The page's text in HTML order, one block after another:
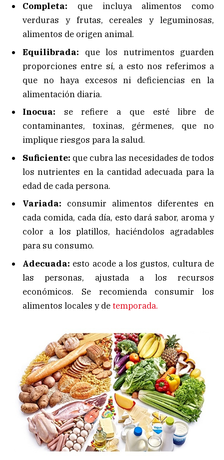
Completa: que incluya alimentos como
verduras y frutas, cereales y leguminosas,
alimentos de origen animal.
Equilibrada: que los nutrimentos guarden
proporciones entre sí, a esto nos referimos a
que no haya excesos ni deficiencias en la
alimentación diaria.
Inocua: se refiere a que esté libre de
contaminantes, toxinas, gérmenes, que no
implique riesgos para la salud.
Suficiente: que cubra las necesidades de todos
los nutrientes en la cantidad adecuada para la
edad de cada persona.
Variada: consumir alimentos diferentes en
cada comida, cada día, esto dará sabor, aroma y
color a los platillos, haciéndolos agradables
para su consumo.
Adecuada: esto acode a los gustos, cultura de
las personas, ajustada a los recursos
económicos. Se recomienda consumir los
alimentos locales y detemporada.